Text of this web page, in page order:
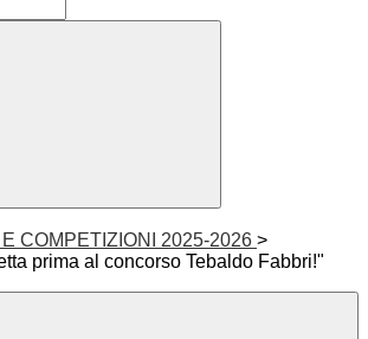
COMPETIZIONI 2025-2026 >
prima al concorso Tebaldo Fabbri!"